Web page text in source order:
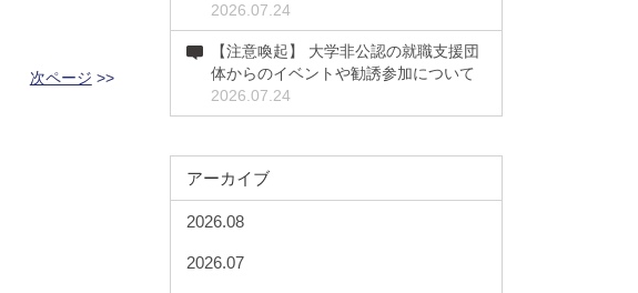
>>
次ページ
2026.07.24
【注意喚起】 大学非公認の就職支援団
体からのイベントや勧誘参加について
2026.07.24
アーカイブ
2026.08
2026.07